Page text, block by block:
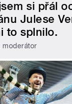
si přál
Julese
to splnilo.
moderátor